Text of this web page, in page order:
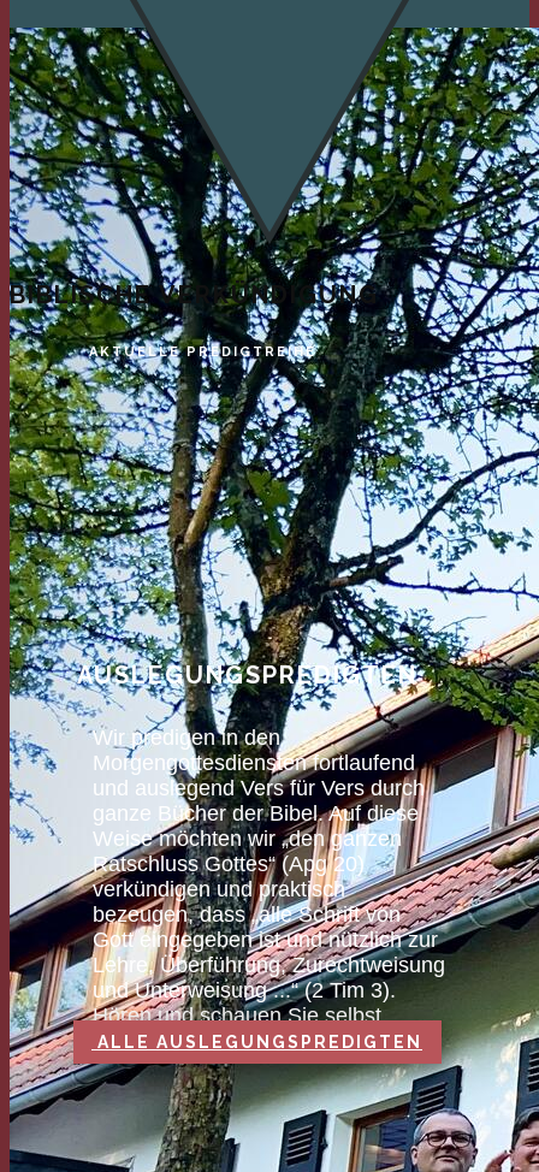
BIBLISCHE VERKÜNDIGUNG
AKTUELLE PREDIGTREIHE
AUSLEGUNGSPREDIGTEN
Wir predigen in den
Morgengottesdiensten fortlaufend
und auslegend Vers für Vers durch
ganze Bücher der Bibel. Auf diese
Weise möchten wir „den ganzen
Ratschluss Gottes“ (Apg 20)
verkündigen und praktisch
bezeugen, dass „alle Schrift von
Gott eingegeben ist und nützlich zur
Lehre, Überführung, Zurechtweisung
und Unterweisung ...“ (2 Tim 3).
Hören und schauen Sie selbst.
ALLE AUSLEGUNGSPREDIGTEN